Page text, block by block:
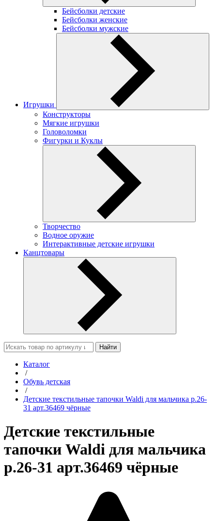
Бейсболки детские
Бейсболки женские
Бейсболки мужские
Игрушки
Конструкторы
Мягкие игрушки
Головоломки
Фигурки и Куклы
Творчество
Водное оружие
Интерактивные детские игрушки
Канцтовары
Найти
Каталог
/
Обувь детская
/
Детские текстильные тапочки Waldi для мальчика р.26-
31 арт.36469 чёрные
Детские текстильные
тапочки Waldi для мальчика
р.26-31 арт.36469 чёрные